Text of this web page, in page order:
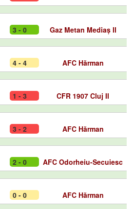
3 - 0 Gaz Metan Mediaș II
4 - 4 AFC Hărman
1 - 3 CFR 1907 Cluj II
3 - 2 AFC Hărman
2 - 0 AFC Odorheiu-Secuiesc
0 - 0 AFC Hărman